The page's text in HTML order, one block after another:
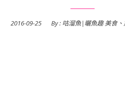
Posted
2016-09-25 By : 咕溜魚|曬魚趣 美食